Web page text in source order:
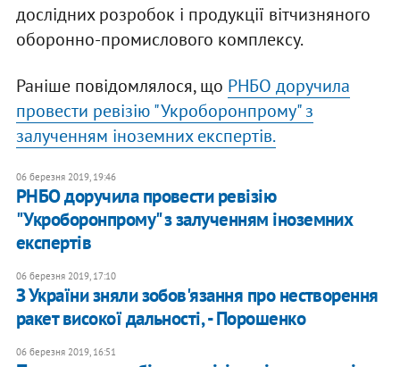
дослідних розробок і продукції вітчизняного
оборонно-промислового комплексу.
Раніше повідомлялося, що РНБО доручила
провести ревізію "Укроборонпрому" з
залученням іноземних експертів.
06 березня 2019, 19:46
РНБО доручила провести ревізію
"Укроборонпрому" з залученням іноземних
експертів
06 березня 2019, 17:10
З України зняли зобов'язання про нестворення
ракет високої дальності, - Порошенко
06 березня 2019, 16:51